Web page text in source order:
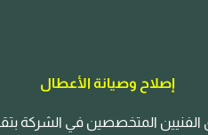
إصلاح وصيانة الأعطال
الفنيين المتخصصين في الشركة